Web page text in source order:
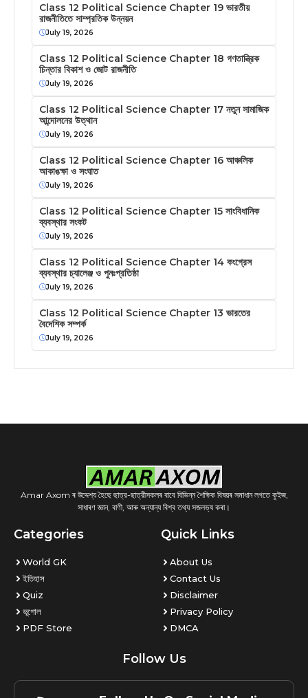
Class 12 Political Science Chapter 19 ভারতীয়
রাজনীতিতে সাম্প্রতিক উন্নয়ন
July 19, 2026
Class 12 Political Science Chapter 18 গণতান্ত্রিক
চিন্তার বিকাশ ও জোট রাজনীতি
July 19, 2026
Class 12 Political Science Chapter 17 নতুন সামাজিক
আন্দোলনের উত্থান
July 19, 2026
Class 12 Political Science Chapter 16 আঞ্চলিক
আকাঙক্ষা ও সংঘাত
July 19, 2026
Class 12 Political Science Chapter 15 সাংবিধানিক
ব্যবস্থার সংকট
July 19, 2026
Class 12 Political Science Chapter 14 কংগ্রেস
ব্যবস্থার চ্যালেঞ্জ ও পুনঃপ্রতিষ্ঠা
July 19, 2026
Class 12 Political Science Chapter 13 ভারতের
বৈদেশিক সম্পর্ক
July 19, 2026
Amar Axom ৰ উদ্দেশ্য হৈছে ছাত্র-ছাত্রীসকলৰ বাবে বিভিন্ন শৈক্ষিক বিষয়ৰ সমাধান লগতে কুইজ,
সাধাৰণ জ্ঞান, বাণী, আৰু অন্যান্য বিশ্ব তথ্য সজলভ্য কৰা।
Categories
World GK
ইতিহাস
Quiz
ভূগোল
PDF Store
Quick Links
About Us
Contact Us
Disclaimer
Privacy Policy
DMCA
Follow Us